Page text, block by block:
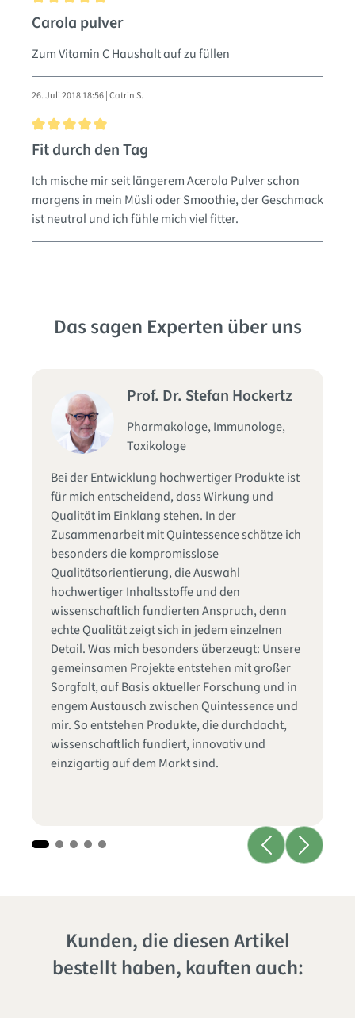
Bewertung mit 5 von 5 Sternen
Carola pulver
Zum Vitamin C Haushalt auf zu füllen
26. Juli 2018 18:56 | Catrin S.
Bewertung mit 5 von 5 Sternen
Fit durch den Tag
Ich mische mir seit längerem Acerola Pulver schon
morgens in mein Müsli oder Smoothie, der Geschmack
ist neutral und ich fühle mich viel fitter.
Das sagen Experten über uns
Prof. Dr. Stefan Hockertz
Pharmakologe, Immunologe,
Toxikologe
Bei der Entwicklung hochwertiger Produkte ist
für mich entscheidend, dass Wirkung und
Qualität im Einklang stehen. In der
Zusammenarbeit mit Quintessence schätze ich
besonders die kompromisslose
Qualitätsorientierung, die Auswahl
hochwertiger Inhaltsstoffe und den
wissenschaftlich fundierten Anspruch, denn
echte Qualität zeigt sich in jedem einzelnen
Detail. Was mich besonders überzeugt: Unsere
gemeinsamen Projekte entstehen mit großer
Sorgfalt, auf Basis aktueller Forschung und in
engem Austausch zwischen Quintessence und
mir. So entstehen Produkte, die durchdacht,
wissenschaftlich fundiert, innovativ und
einzigartig auf dem Markt sind.
Kunden, die diesen Artikel
bestellt haben, kauften auch: